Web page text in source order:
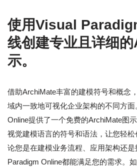
使用Visual
线创建专业且详细
示。
借助ArchiMate丰富的建模符号和概念
域内一致地可视化企业架构的不同方面
Online提供了一个免费的ArchiMate图
视觉建模语言的符号和语法，让您轻
论您是在建模业务流程、应用架构还
Paradigm Online都能满足您的需求。